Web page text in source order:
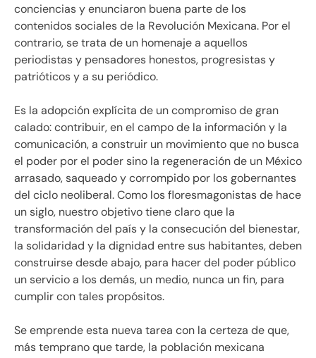
conciencias y enunciaron buena parte de los
contenidos sociales de la Revolución Mexicana. Por el
contrario, se trata de un homenaje a aquellos
periodistas y pensadores honestos, progresistas y
patrióticos y a su periódico.
Es la adopción explícita de un compromiso de gran
calado: contribuir, en el campo de la información y la
comunicación, a construir un movimiento que no busca
el poder por el poder sino la regeneración de un México
arrasado, saqueado y corrompido por los gobernantes
del ciclo neoliberal. Como los floresmagonistas de hace
un siglo, nuestro objetivo tiene claro que la
transformación del país y la consecución del bienestar,
la solidaridad y la dignidad entre sus habitantes, deben
construirse desde abajo, para hacer del poder público
un servicio a los demás, un medio, nunca un fin, para
cumplir con tales propósitos.
Se emprende esta nueva tarea con la certeza de que,
más temprano que tarde, la población mexicana